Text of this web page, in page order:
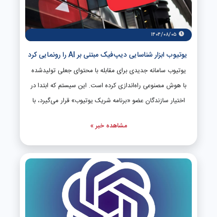
پایداری و عملکرد حیاتی Outlook برای میلیون‌ها کاربر سازمانی
را تحت تأثیر قرار دهد.
۱۴۰۴/۰۸/۰۵
یوتیوب ابزار شناسایی دیپ‌فیک مبتنی بر AI را رونمایی کرد
یوتیوب سامانه جدیدی برای مقابله با محتوای جعلی تولیدشده
با هوش مصنوعی راه‌اندازی کرده است. این سیستم که ابتدا در
اختیار سازندگان عضو «برنامه شریک یوتیوب» قرار می‌گیرد، با
ویدیوهای تقلیدی را شناسایی می‌کند. سازندگان برای استفاده از
این سامانه باید فرآیند احراز هویت شامل ارسال مدارک، ضبط
ویدیوی سلفی و تأیید هویت را طی کنند. پس از تأیید، در پنل
«یوتیوب استودیو» به داشبوردی دسترسی پیدا می‌کنند که
ویدیوهای مشکوک را با جزئیات کامل نمایش می‌دهد. آنها
می‌توانند برای این محتواها درخواست حذف بر اساس نقض
مشاهده خبر »